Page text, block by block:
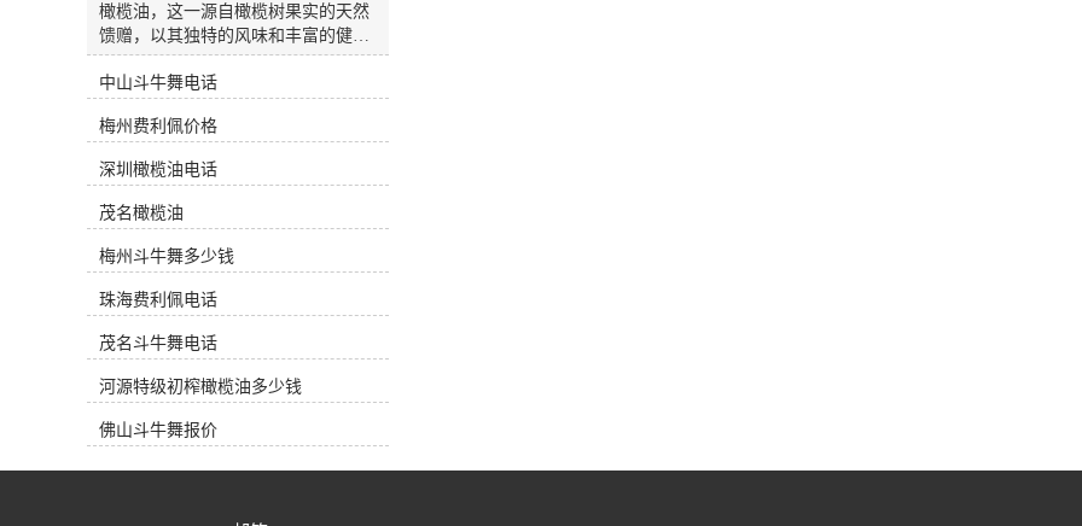
通过溶解法从油渣中提取并经过精炼
而得到的橄榄油。 市面上三大类橄榄
油 产地油 (Regional Oil)：指选用的橄
榄果出自一个国家某一个特定的种植
用的橄榄果品种和具体种植地。一些
及严格的加工方式获得欧盟原产地*
保护(PDO)。这类油风味口感特别，
果香浓郁，因此价格比较昂贵。通常
产地油都在橄榄油专卖店中销售，深
受中产阶级的爱戴。工业油 (Bulk
Oil)：在超市中销售的绝大多数都是
这类工业油的来源。他们从世界各主
勾兑混装。这类橄榄油在标签上没有
种植地，只标明灌瓶的产地。由于是
照统一的配方进行勾兑，因此工业油
一般口感比较划一，但因其价格低
橄榄油，这一源自橄榄树果实的天然
馈赠，以其独特的风味和丰富的健康
益处，逐渐成为现代家庭厨房中**的
一部分。在韶关，越来越多的消费者
格，希望能在日常饮食中融入这一健
康元素。今天，我们将带您深入了解
橄榄油的魅力，并探讨如何在韶关市
场上做出明智的选择。橄榄油的健康
之源橄榄油富含单不饱和脂肪酸，特
别是油酸，这种健康脂肪有助于调节
胆固醇水平，对心血管健康大有裨
益。此外，橄榄油中还含有丰富的维
分有助于抵抗自由基的损害，保护细
胞免受氧化压力，从而减缓衰老过
程，维护皮肤健康。无论是用于烹
饪、凉拌还是烘焙，橄榄油都能为食
物增添独特的风味和香气。其金黄的
色泽和醇厚的口感，使每一道菜肴都
油，不仅是对美味的追求，更是对健
中山斗牛舞电话
梅州费利佩价格
深圳橄榄油电话
茂名橄榄油
梅州斗牛舞多少钱
珠海费利佩电话
茂名斗牛舞电话
河源特级初榨橄榄油多少钱
佛山斗牛舞报价